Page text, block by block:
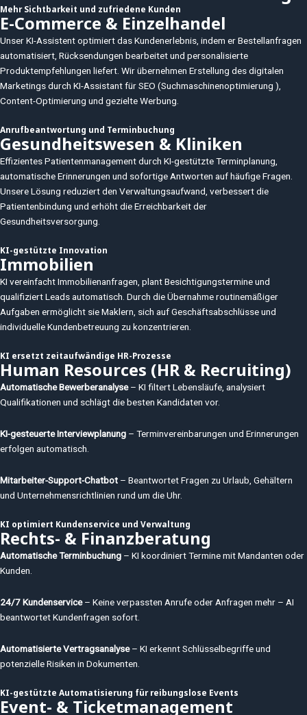
Mehr Sichtbarkeit und zufriedene Kunden
E-Commerce & Einzelhandel
Unser KI-Assistent optimiert das Kundenerlebnis, indem er Bestellanfragen
automatisiert, Rücksendungen bearbeitet und personalisierte
Produktempfehlungen liefert. Wir übernehmen Erstellung des digitalen
Marketings durch KI-Assistant für SEO (Suchmaschinenoptimierung ),
Content-Optimierung und gezielte Werbung.
Anrufbeantwortung und Terminbuchung
Gesundheitswesen & Kliniken
Effizientes Patientenmanagement durch KI-gestützte Terminplanung,
automatische Erinnerungen und sofortige Antworten auf häufige Fragen.
Unsere Lösung reduziert den Verwaltungsaufwand, verbessert die
Patientenbindung und erhöht die Erreichbarkeit der
Gesundheitsversorgung.
KI-gestützte Innovation
Immobilien
KI vereinfacht Immobilienanfragen, plant Besichtigungstermine und
qualifiziert Leads automatisch. Durch die Übernahme routinemäßiger
Aufgaben ermöglicht sie Maklern, sich auf Geschäftsabschlüsse und
individuelle Kundenbetreuung zu konzentrieren.
KI ersetzt zeitaufwändige HR-Prozesse
Human Resources (HR & Recruiting)
Automatische Bewerberanalyse– KI filtert Lebensläufe, analysiert
Qualifikationen und schlägt die besten Kandidaten vor.
KI-gesteuerte Interviewplanung – Terminvereinbarungen und Erinnerungen
erfolgen automatisch.
Mitarbeiter-Support-Chatbot – Beantwortet Fragen zu Urlaub, Gehältern
und Unternehmensrichtlinien rund um die Uhr.
KI optimiert Kundenservice und Verwaltung
Rechts- & Finanzberatung
Automatische Terminbuchung – KI koordiniert Termine mit Mandanten oder
Kunden.
24/7 Kundenservice– Keine verpassten Anrufe oder Anfragen mehr – AI
beantwortet Kundenfragen sofort.
Automatisierte Vertragsanalyse– KI erkennt Schlüsselbegriffe und
potenzielle Risiken in Dokumenten.
KI-gestützte Automatisierung für reibungslose Events
Event- & Ticketmanagement